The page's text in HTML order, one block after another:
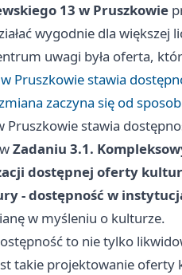
13 w Pruszkowie
wygodnie dla większej
uwagi była oferta,
Pruszkowie stawia
zaczyna się od
stawia
Zadaniu 3.1.
dostępnej oferty
- dostępność w
w myśleniu o kulturze.
to nie tylko
takie projektowanie